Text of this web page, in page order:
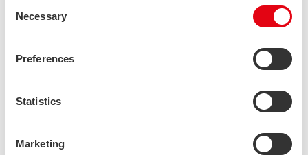
Selection
Necessary
Preferences
Statistics
Marketing
”CE-merkinnän vaatimusten täyttäminen
laatuun liittyvää työtä, esimerkiksi
mittauspöytäkirjat tuotannolta ja
auditoija tarkastaa säännöllisesti, että